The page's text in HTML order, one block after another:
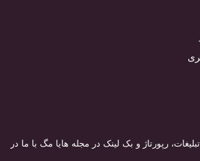
رپورتاژ و بک لینک در مجله هایا مگ با ما در